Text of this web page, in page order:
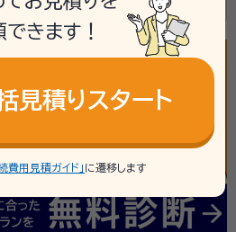
きます！
見積りスタート
続費用見積ガイド」 に遷移します